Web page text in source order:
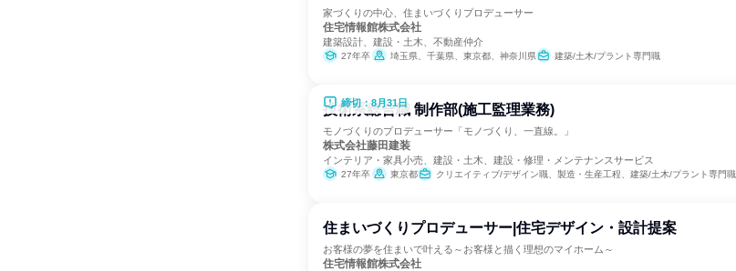
家づくりの中心、住まいづくりプロデューサー
住宅情報館株式会社
建築設計、建設・土木、不動産仲介
27年卒 埼玉県、千葉県、東京都、神奈川県 建築/土木/プラント専門職
締切：8月31日
技術系総合職 制作部(施工監理業務)
モノづくりのプロデューサー「モノづくり、一直線。」
株式会社藤田建装
インテリア・家具小売、建設・土木、建設・修理・メンテナンスサービス
27年卒 東京都 クリエイティブ/デザイン職、製造・生産工程、建築/土木/プラント専門職
住まいづくりプロデューサー|住宅デザイン・設計提案
お客様の夢を住まいで叶える～お客様と描く理想のマイホーム～
住宅情報館株式会社